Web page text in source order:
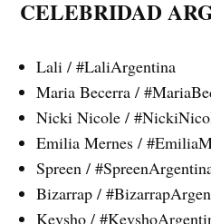
CELEBRIDAD
Lali / #LaliArgentina
Maria Becerra /
Nicki Nicole /
Emilia Mernes /
Spreen /
Bizarrap /
Kevsho /